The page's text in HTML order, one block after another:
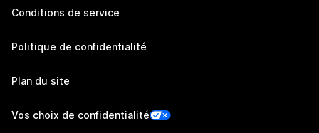
Conditions de service
Politique de confidentialité
Plan du site
Vos choix de confidentialité